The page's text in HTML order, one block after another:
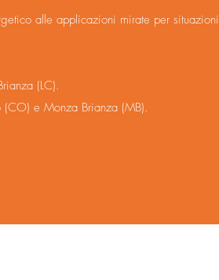
alle applicazioni mirate per situazioni
(LC).
e Monza Brianza (MB).